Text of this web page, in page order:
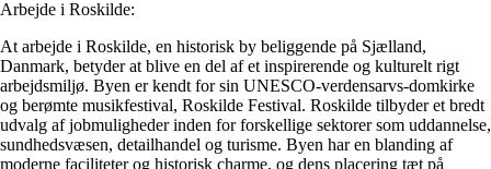
Arbejde i Roskilde:
At arbejde i Roskilde, en historisk by beliggende på Sjælland,
Danmark, betyder at blive en del af et inspirerende og kulturelt rigt
arbejdsmiljø. Byen er kendt for sin UNESCO-verdensarvs-domkirke
og berømte musikfestival, Roskilde Festival. Roskilde tilbyder et bredt
udvalg af jobmuligheder inden for forskellige sektorer som uddannelse,
sundhedsvæsen, detailhandel og turisme. Byen har en blanding af
moderne faciliteter og historisk charme, og dens placering tæt på